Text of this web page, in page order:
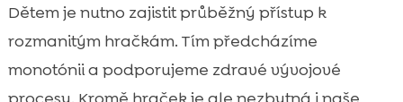
Dětem je nutno zajistit průběžný přístup k
rozmanitým hračkám. Tím předcházíme
monotónii a podporujeme zdravé vývojové